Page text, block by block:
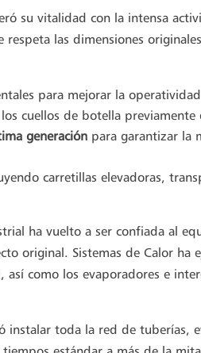
su vitalidad con la intensa
las dimensiones
para mejorar la
cuellos de botella previamente
generación para garantizar la
carretillas elevadoras,
ha vuelto a ser confiada al
original. Sistemas de Calor ha
como los evaporadores e
instalar toda la red de tuberías,